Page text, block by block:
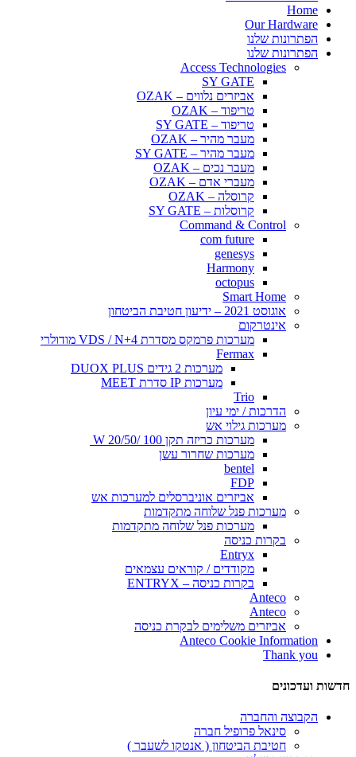
Home
Our Hardware
הפתרונות שלנו
הפתרונות שלנו
Access Technologies
SY GATE
אביזרים נלווים – OZAK
טריפוד – OZAK
טריפוד – SY GATE
מעבר מהיר – OZAK
מעבר מהיר – SY GATE
מעבר נכים – OZAK
מעברי אדם – OZAK
קרוסלה – OZAK
קרוסלות – SY GATE
Command & Control
com future
genesys
Harmony
octopus
Smart Home
אוגוסט 2021 – ידיעון חטיבת הביטחון
אינטרקום
מערכות פרמקס מסדרת VDS / N+4 מודולרי
Fermax
מערכות 2 גידים DUOX PLUS
מערכות IP סדרת MEET
Trio
הדרכות / ימי עיון
מערכות גילוי אש
מערכות כריזה תקן 100 /20/50 W
מערכות שחרור עשן
bentel
FDP
אביזרים אוניברסלים למערכות אש
מערכות פנל שלוחה מתקדמות
מערכות פנל שלוחה מתקדמות
בקרות כניסה
Entryx
מקודדים / קוראים עצמאים
בקרות כניסה – ENTRYX
Anteco
Anteco
אביזרים משלימים לבקרת כניסה
Anteco Cookie Information
Thank you
חדשות ועדכונים
הקבוצה והחברה
סינאל פרופיל חברה
חטיבת הביטחון ( אנטקו לשעבר )